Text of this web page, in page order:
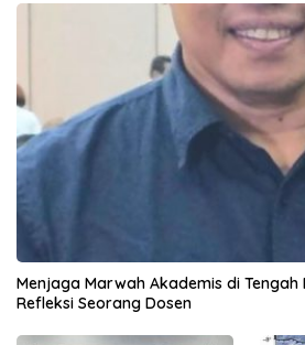
Menjaga Marwah Akademis di Tengah
Refleksi Seorang Dosen